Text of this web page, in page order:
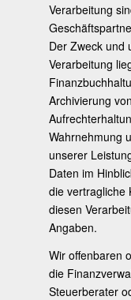
Verarbeitung
Der Zweck und
Verarbeitung
Archivierung
Wahrnehmung
unserer
Daten im
die vertragliche
diesen
Angaben.
Wir offenbaren
die
Steuerberater